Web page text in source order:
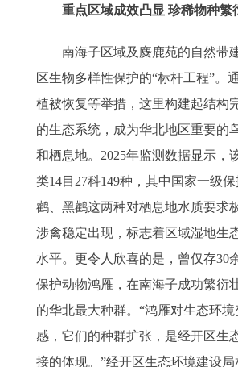
重点区域成效凸显 珍稀物种繁
南海子区域及麋鹿苑的自然带
区生物多样性保护的“标杆工程”。
植被恢复等举措，这里构建起结构
的生态系统，成为华北地区重要的
和栖息地。2025年监测数据显示，
类14目27科149种，其中国家一级
鹳、黑鹳这两种对栖息地水质要求
涉禽稳定出现，标志着区域湿地生
水平。更令人欣喜的是，曾仅存30
保护动物鸿雁，在南海子成功繁衍
的华北最大种群。“鸿雁对生态环
感，它们的种群扩张，是经开区生
接的体现。”经开区生态环境建设